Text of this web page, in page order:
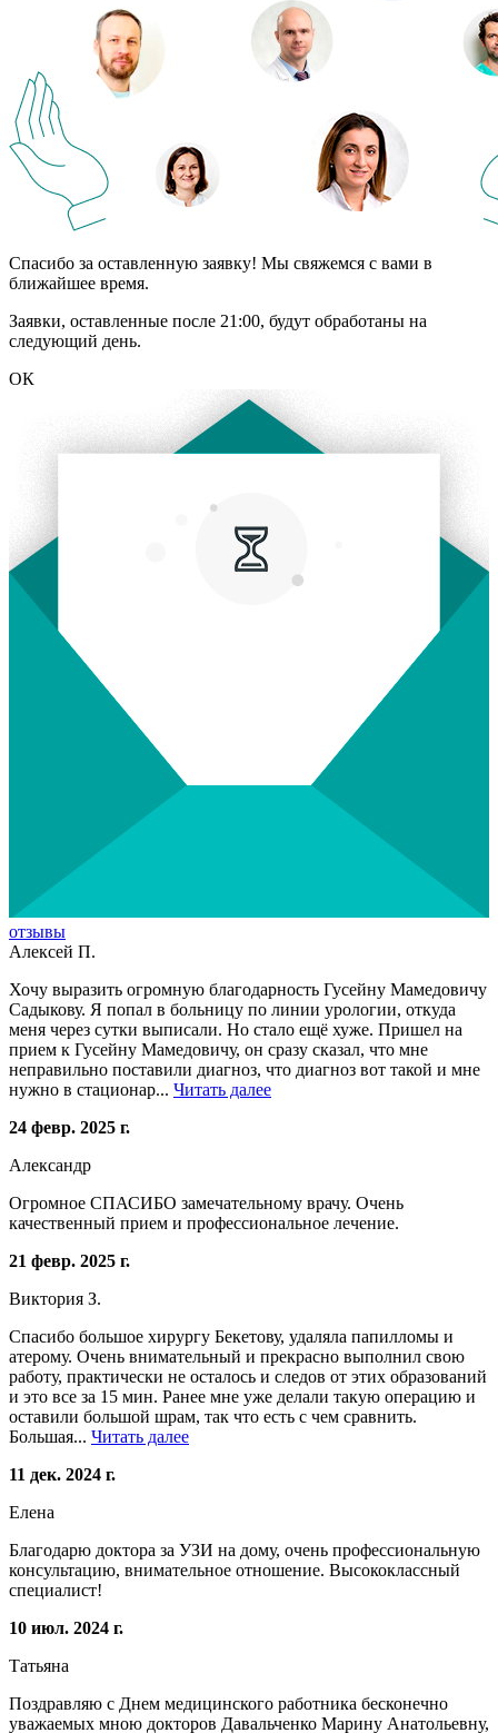
Спасибо за оставленную заявку! Мы свяжемся с вами в
ближайшее время.
Заявки, оставленные после 21:00, будут обработаны на
следующий день.
ОК
отзывы
Алексей П.
Хочу выразить огромную благодарность Гусейну Мамедовичу
Садыкову. Я попал в больницу по линии урологии, откуда
меня через сутки выписали. Но стало ещё хуже. Пришел на
прием к Гусейну Мамедовичу, он сразу сказал, что мне
неправильно поставили диагноз, что диагноз вот такой и мне
нужно в стационар... Читать далее
24 февр. 2025 г.
Александр
Огромное СПАСИБО замечательному врачу. Очень
качественный прием и профессиональное лечение.
21 февр. 2025 г.
Виктория З.
Спасибо большое хирургу Бекетову, удаляла папилломы и
атерому. Очень внимательный и прекрасно выполнил свою
работу, практически не осталось и следов от этих образований
и это все за 15 мин. Ранее мне уже делали такую операцию и
оставили большой шрам, так что есть с чем сравнить.
Большая... Читать далее
11 дек. 2024 г.
Елена
Благодарю доктора за УЗИ на дому, очень профессиональную
консультацию, внимательное отношение. Высококлассный
специалист!
10 июл. 2024 г.
Татьяна
Поздравляю с Днем медицинского работника бесконечно
уважаемых мною докторов Давальченко Марину Анатольевну,